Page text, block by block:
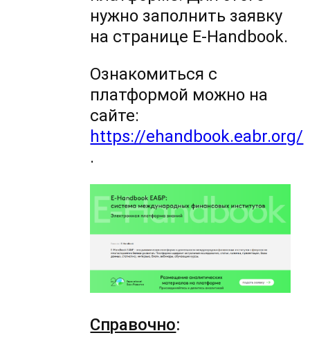
нужно заполнить заявку
на странице E-Handbook.
Ознакомиться с
платформой можно на
сайте:
https://ehandbook.eabr.org/
.
Справочно: